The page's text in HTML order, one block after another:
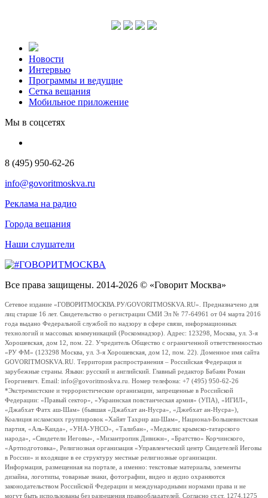
Новости
Интервью
Программы и ведущие
Сетка вещания
Мобильное приложение
Мы в соцсетях
8 (495) 950-62-26
info@govoritmoskva.ru
Реклама на радио
Города вещания
Наши слушатели
Все права защищены. 2014-2026 © «Говорит Москва»
Сетевое издание «ГОВОРИТМОСКВА.РУ/GOVORITMOSKVA.RU». Предназначено для
лиц старше 16 лет. Свидетельство о регистрации СМИ Эл № 77-64961 от 04 марта 2016
года выдано Федеральной службой по надзору в сфере связи, информационных
технологий и массовых коммуникаций (Роскомнадзор). Адрес: 123298, Москва, ул. 3-я
Хорошевская, дом 12, пом. 22. Учредитель Общество с ограниченной ответственностью
«РУ ФМ» (123298 Москва, ул. 3-я Хорошевская, дом 12, пом. 22). Доменное имя сайта
GOVORITMOSKVA.RU. Территория распространения – Российская Федерация и
зарубежные страны. Языки: русский и английский. Главный редактор Бабаян Роман
Георгиевич. Email: info@govoritmoskva.ru. Номер телефона: +7 (495) 950-62-26
*Экстремистские и террористические организации, запрещенные в Российской
Федерации: «Правый сектор», «Украинская повстанческая армия» (УПА), «ИГИЛ»,
«Джабхат Фатх аш-Шам» (бывшая «Джабхат ан-Нусра», «Джебхат ан-Нусра»),
Коалиция исламских группировок «Хайят Тахрир аш-Шам», Национал-Большевистская
партия, «Аль-Каида», «УНА-УНСО», «Талибан», «Меджлис крымско-татарского
народа», «Свидетели Иеговы», «Мизантропик Дивижн», «Братство» Корчинского,
«Артподготовка», Религиозная организация «Управленческий центр Свидетелей Иеговы
в России» и входящие в ее структуру местные религиозные организации.
Информация, размещенная на портале, а именно: текстовые материалы, элементы
дизайна, логотипы, товарные знаки, фотографии, видео и аудио охраняются
законодательством Российской Федерации и международными нормами права и не
могут быть использованы без разрешения правообладателей. Согласно ст.ст. 1274,1275